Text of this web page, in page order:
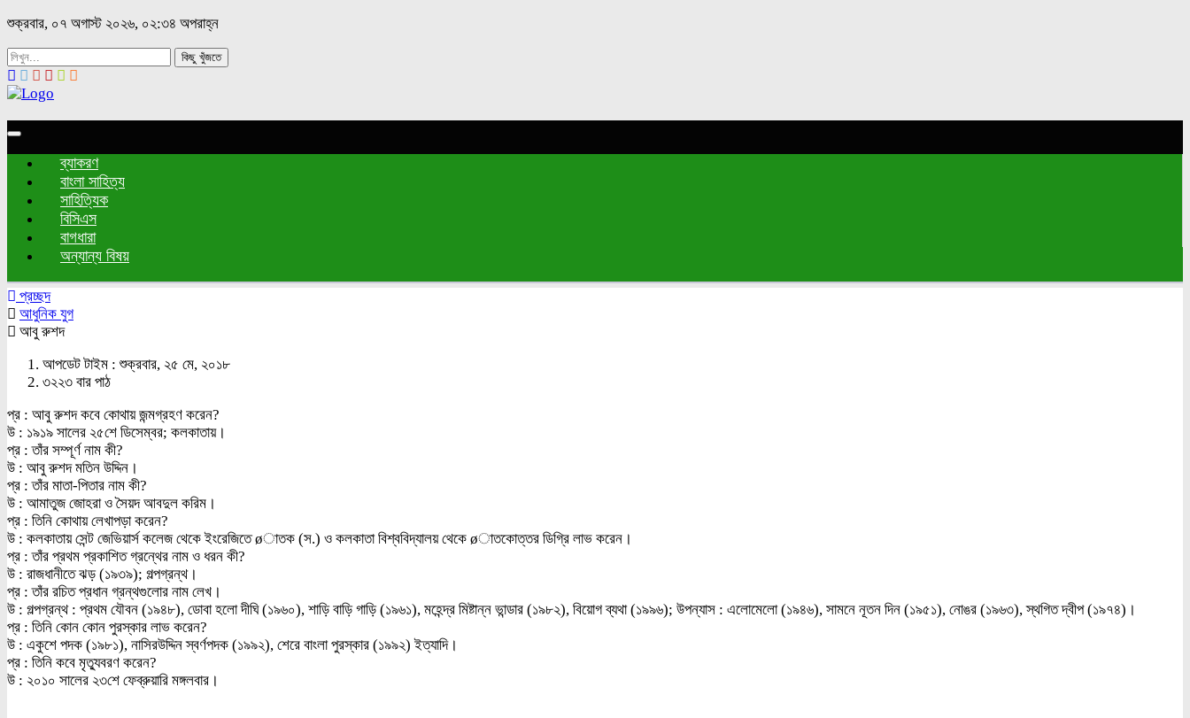
শুক্রবার, ০৭ অগাস্ট ২০২৬, ০২:৩৪ অপরাহ্ন
কিছু খুঁজতে
Toggle
navigation
ব্যাকরণ
বাংলা সাহিত্য
সাহিত্যিক
বিসিএস
বাগধারা
অন্যান্য বিষয়
প্রচ্ছদ
আধুনিক যুগ
আবু রুশদ
আপডেট টাইম : শুক্রবার, ২৫ মে, ২০১৮
৩২২৩ বার পাঠ
প্র : আবু রুশদ কবে কোথায় জন্মগ্রহণ করেন?
উ : ১৯১৯ সালের ২৫শে ডিসেম্বর; কলকাতায়।
প্র : তাঁর সম্পূর্ণ নাম কী?
উ : আবু রুশদ মতিন উদ্দিন।
প্র : তাঁর মাতা-পিতার নাম কী?
উ : আমাতুজ জোহরা ও সৈয়দ আবদুল করিম।
প্র : তিনি কোথায় লেখাপড়া করেন?
উ : কলকাতায় সেন্ট জেভিয়ার্স কলেজ থেকে ইংরেজিতে øাতক (স.) ও কলকাতা বিশ্ববিদ্যালয় থেকে øাতকোত্তর ডিগ্রি লাভ করেন।
প্র : তাঁর প্রথম প্রকাশিত গ্রন্থের নাম ও ধরন কী?
উ : রাজধানীতে ঝড় (১৯৩৯); গল্পগ্রন্থ।
প্র : তাঁর রচিত প্রধান গ্রন্থগুলোর নাম লেখ।
উ : গল্পগ্রন্থ : প্রথম যৌবন (১৯৪৮), ডোবা হলো দীঘি (১৯৬০), শাড়ি বাড়ি গাড়ি (১৯৬১), মহেন্দ্র মিষ্টান্ন ভান্ডার (১৯৮২), বিয়োগ ব্যথা (১৯৯৬); উপন্যাস : এলোমেলো (১৯৪৬), সামনে নূতন দিন (১৯৫১), নোঙর (১৯৬৩), স্থগিত দ্বীপ (১৯৭৪)।
প্র : তিনি কোন কোন পুরস্কার লাভ করেন?
উ : একুশে পদক (১৯৮১), নাসিরউদ্দিন স্বর্ণপদক (১৯৯২), শেরে বাংলা পুরস্কার (১৯৯২) ইত্যাদি।
প্র : তিনি কবে মৃত্যুবরণ করেন?
উ : ২০১০ সালের ২৩শে ফেব্রুয়ারি মঙ্গলবার।